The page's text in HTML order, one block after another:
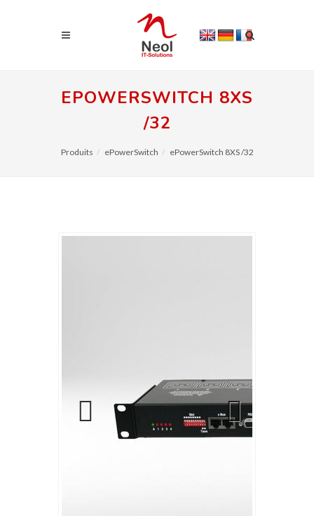
EPOWERSWITCH 8XS
/32
Produits ePowerSwitch ePowerSwitch 8XS /32
Next